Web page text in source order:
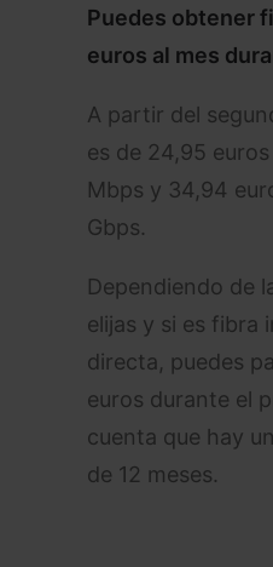
Puedes obtener
euros al mes
A partir del
es de 24,95
Mbps y 34,94
Gbps.
Dependiendo de
elijas y si es fibra
directa, puedes
euros durante el
cuenta que hay
de 12 meses.